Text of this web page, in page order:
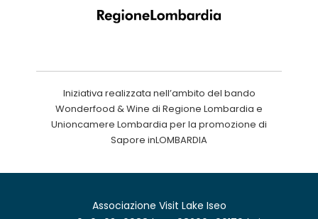
Iniziativa realizzata nell’ambito del bando
Wonderfood & Wine di Regione Lombardia e
Unioncamere Lombardia per la promozione di
Sapore inLOMBARDIA
Associazione Visit Lake Iseo